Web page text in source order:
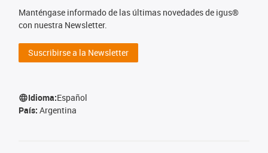
Manténgase informado de las últimas novedades de igus®
con nuestra Newsletter.
Suscribirse a la Newsletter
Idioma:Español
País: Argentina